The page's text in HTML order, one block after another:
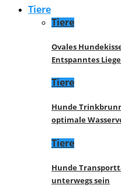
Tiere
Tiere
Ovales
Entspanntes
Tiere
Hunde
optimale
Tiere
Hunde
unterwegs sein